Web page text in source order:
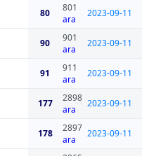
80
801
ara
2023-09-11
90
901
ara
2023-09-11
91
911
ara
2023-09-11
177
2898
ara
2023-09-11
178
2897
ara
2023-09-11